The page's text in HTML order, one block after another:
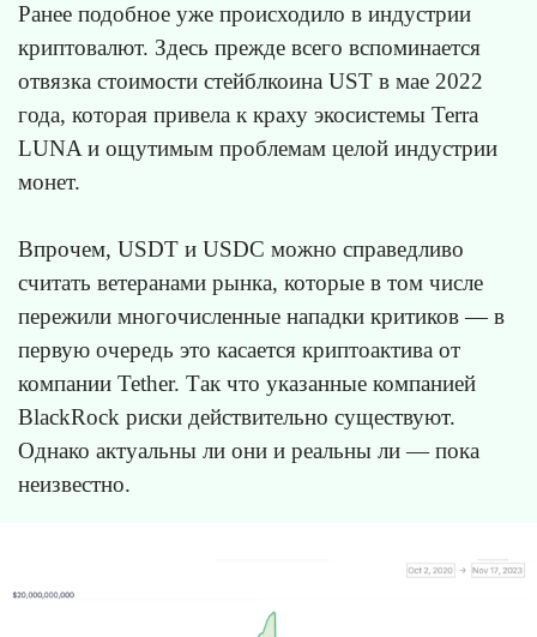
Ранее подобное уже происходило в индустрии
криптовалют. Здесь прежде всего вспоминается
отвязка стоимости стейблкоина UST в мае 2022
года, которая привела к краху экосистемы Terra
LUNA и ощутимым проблемам целой индустрии
монет.
Впрочем, USDT и USDC можно справедливо
считать ветеранами рынка, которые в том числе
пережили многочисленные нападки критиков — в
первую очередь это касается криптоактива от
компании Tether. Так что указанные компанией
BlackRock риски действительно существуют.
Однако актуальны ли они и реальны ли — пока
неизвестно.